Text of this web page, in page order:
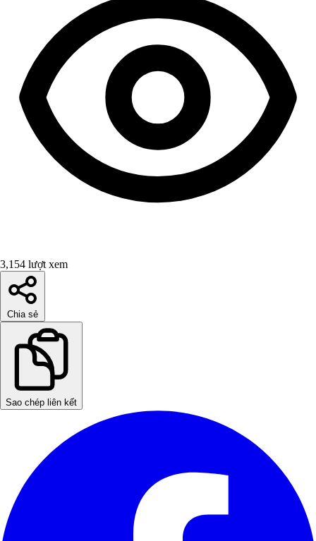
3,154 lượt xem
Chia sẻ
Sao chép liên kết